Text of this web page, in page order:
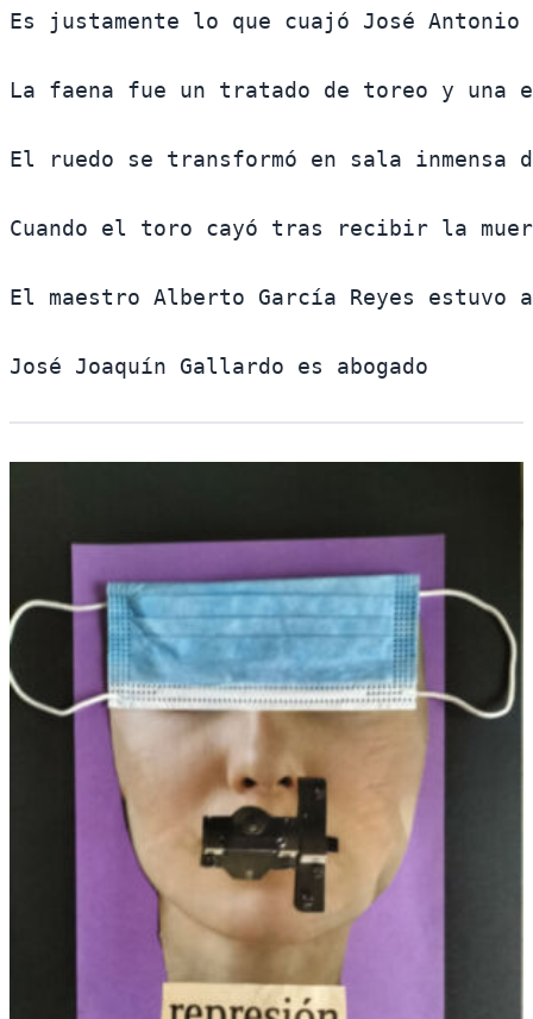
Es justamente lo que cuajó José
La faena fue un tratado de toreo y una
El ruedo se transformó en sala
Cuando el toro cayó tras recibir la
El maestro Alberto García Reyes
José Joaquín Gallardo es abogado